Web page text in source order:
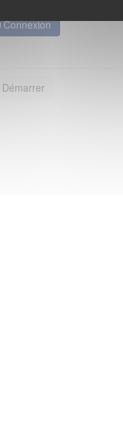
Connexion
Démarrer